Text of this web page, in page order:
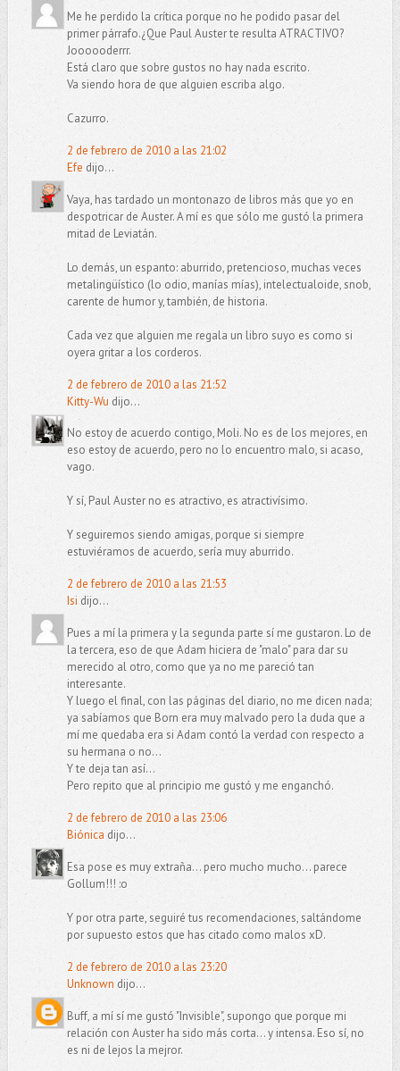
Me he perdido la crítica porque no he podido pasar del
primer párrafo.¿Que Paul Auster te resulta ATRACTIVO?
Joooooderrr.
Está claro que sobre gustos no hay nada escrito.
Va siendo hora de que alguien escriba algo.
Cazurro.
2 de febrero de 2010 a las 21:02
Efe dijo...
Vaya, has tardado un montonazo de libros más que yo en
despotricar de Auster. A mí es que sólo me gustó la primera
mitad de Leviatán.
Lo demás, un espanto: aburrido, pretencioso, muchas veces
metalingüístico (lo odio, manías mías), intelectualoide, snob,
carente de humor y, también, de historia.
Cada vez que alguien me regala un libro suyo es como si
oyera gritar a los corderos.
2 de febrero de 2010 a las 21:52
Kitty-Wu dijo...
No estoy de acuerdo contigo, Moli. No es de los mejores, en
eso estoy de acuerdo, pero no lo encuentro malo, si acaso,
vago.
Y sí, Paul Auster no es atractivo, es atractivísimo.
Y seguiremos siendo amigas, porque si siempre
estuviéramos de acuerdo, sería muy aburrido.
2 de febrero de 2010 a las 21:53
Isi dijo...
Pues a mí la primera y la segunda parte sí me gustaron. Lo de
la tercera, eso de que Adam hiciera de "malo" para dar su
merecido al otro, como que ya no me pareció tan
interesante.
Y luego el final, con las páginas del diario, no me dicen nada;
ya sabíamos que Born era muy malvado pero la duda que a
mí me quedaba era si Adam contó la verdad con respecto a
su hermana o no...
Y te deja tan así...
Pero repito que al principio me gustó y me enganchó.
2 de febrero de 2010 a las 23:06
Biónica dijo...
Esa pose es muy extraña... pero mucho mucho... parece
Gollum!!! :o
Y por otra parte, seguiré tus recomendaciones, saltándome
por supuesto estos que has citado como malos xD.
2 de febrero de 2010 a las 23:20
Unknown dijo...
Buff, a mí sí me gustó "Invisible", supongo que porque mi
relación con Auster ha sido más corta... y intensa. Eso sí, no
es ni de lejos la mejror.